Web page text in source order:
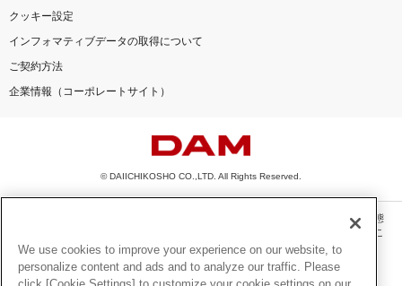
クッキー設定
インフォマティブデータの取得について
ご契約方法
企業情報（コーポレートサイト）
© DAIICHIKOSHO CO.,LTD. All Rights Reserved.
このサイトに掲載されている一切の文章・画像・写真・動画・音声等を、手段や形態
を問わず、著作権法の定める範囲を超えて無断で複製、転載、ファイル化などするこ
とを禁じます。
楽曲及びコンテンツは、機種によりご利用いただけない場合があります。
We use cookies to improve your experience on our website, to
personalize content and ads and to analyze our traffic. Please